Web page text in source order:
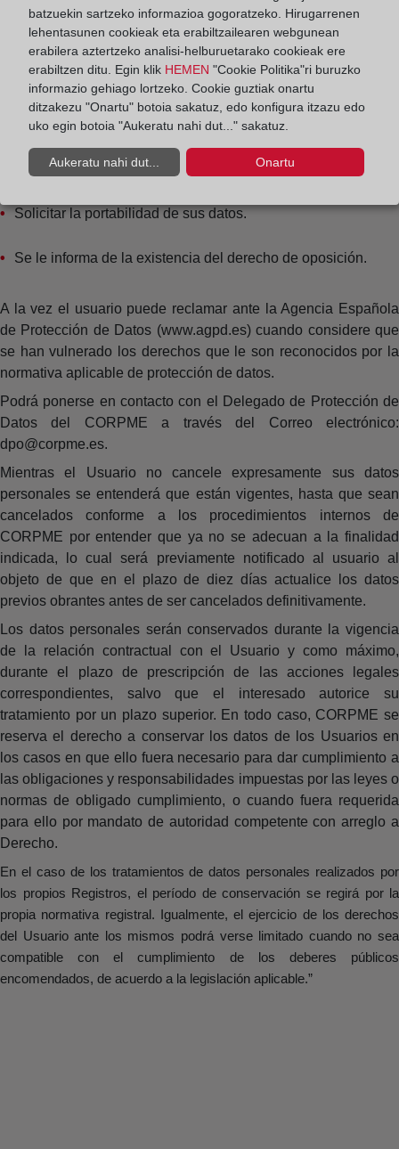
Solicitar la supresión de sus datos cuando, entre otros
motivos, los datos ya no sean necesarios para los fines que
fueron recogidos.
Obtener de CORPME la limitación del tratamiento de los
datos cuando se cumpla alguna de las condiciones previstas
en la normativa de protección de datos.
Solicitar la portabilidad de sus datos.
Se le informa de la existencia del derecho de oposición.
A la vez el usuario puede reclamar ante la Agencia Española
de Protección de Datos (www.agpd.es) cuando considere que
se han vulnerado los derechos que le son reconocidos por la
normativa aplicable de protección de datos.
Podrá ponerse en contacto con el Delegado de Protección de
Datos del CORPME a través del Correo electrónico:
dpo@corpme.es.
Mientras el Usuario no cancele expresamente sus datos
personales se entenderá que están vigentes, hasta que sean
cancelados conforme a los procedimientos internos de
CORPME por entender que ya no se adecuan a la finalidad
indicada, lo cual será previamente notificado al usuario al
objeto de que en el plazo de diez días actualice los datos
previos obrantes antes de ser cancelados definitivamente.
Los datos personales serán conservados durante la vigencia
de la relación contractual con el Usuario y como máximo,
durante el plazo de prescripción de las acciones legales
correspondientes, salvo que el interesado autorice su
tratamiento por un plazo superior. En todo caso, CORPME se
reserva el derecho a conservar los datos de los Usuarios en
los casos en que ello fuera necesario para dar cumplimiento a
las obligaciones y responsabilidades impuestas por las leyes o
normas de obligado cumplimiento, o cuando fuera requerida
para ello por mandato de autoridad competente con arreglo a
Derecho.
En el caso de los tratamientos de datos personales realizados por
los propios Registros, el período de conservación se regirá por la
propia normativa registral. Igualmente, el ejercicio de los derechos
del Usuario ante los mismos podrá verse limitado cuando no sea
compatible con el cumplimiento de los deberes públicos
encomendados, de acuerdo a la legislación aplicable.”
batzuekin sartzeko informazioa gogoratzeko. Hirugarrenen
lehentasunen cookieak eta erabiltzailearen webgunean
erabilera aztertzeko analisi-helburuetarako cookieak ere
erabiltzen ditu. Egin klik HEMEN "Cookie Politika"ri buruzko
informazio gehiago lortzeko. Cookie guztiak onartu
ditzakezu "Onartu" botoia sakatuz, edo konfigura itzazu edo
uko egin botoia "Aukeratu nahi dut..." sakatuz.
Aukeratu nahi dut... Onartu